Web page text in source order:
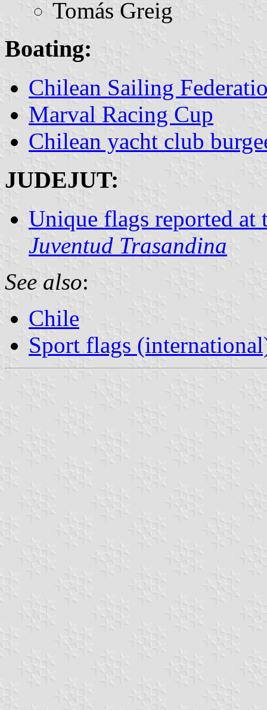
Tomás Greig
Boating:
Chilean Sailing
Marval Racing Cup
Chilean yacht club
JUDEJUT:
Unique flags reported at
Juventud Trasandina
See also:
Chile
Sport flags